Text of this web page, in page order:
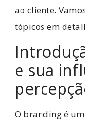
ao cliente.
tópicos em
e sua
O branding é